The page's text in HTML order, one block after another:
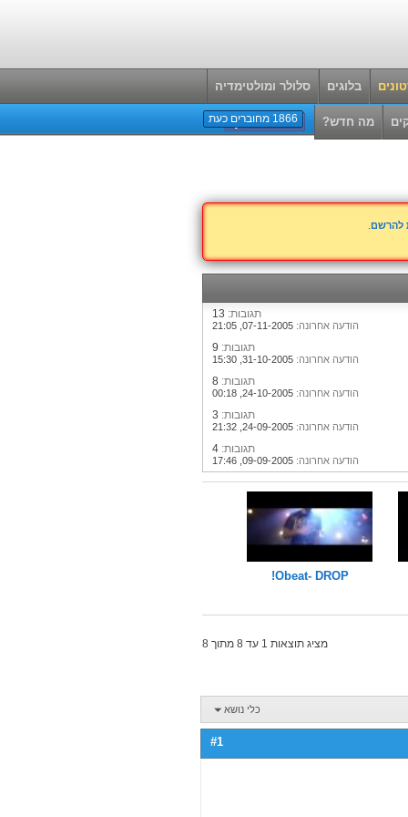
בלוגים סלולר ומולטימדיה
מה חדש? 1866 מחוברים כעת
להרשם
תגובות:
הודעה אחרונה: 21:05
תגובות:
הודעה אחרונה: 15:30
תגובות:
הודעה אחרונה: 00:18
תגובות:
הודעה אחרונה: 21:32
תגובות:
הודעה אחרונה: 17:46
Obeat- DROP!
מציג תוצאות 1 עד 8 מתוך 8
כלי נושא
#1